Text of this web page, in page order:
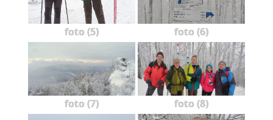
foto (5) foto (6)
foto (7) foto (8)